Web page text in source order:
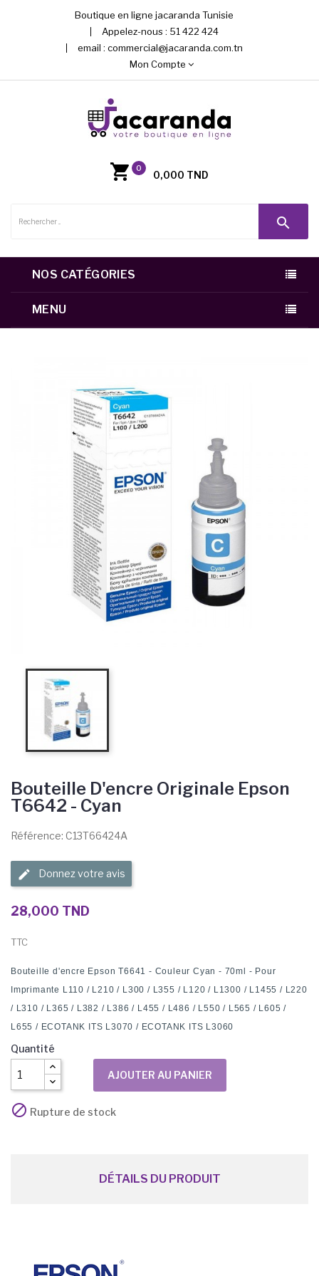
Boutique en ligne jacaranda Tunisie
Appelez-nous : 51 422 424
email : commercial@jacaranda.com.tn
Mon Compte
0
0,000 TND
search
NOS CATÉGORIES
MENU
Bouteille D'encre Originale Epson
T6642 - Cyan
Référence: C13T66424A
Donnez votre avis
28,000 TND
TTC
Bouteille d'encre Epson T6641 - Couleur Cyan - 70ml - Pour
Imprimante L110 / L210 / L300 / L355 / L120 / L1300 / L1455 / L220
/ L310 / L365 / L382 / L386 / L455 / L486 / L550 / L565 / L605 /
L655 / ECOTANK ITS L3070 / ECOTANK ITS L3060
Quantité
AJOUTER AU PANIER
 Rupture de stock
DÉTAILS DU PRODUIT